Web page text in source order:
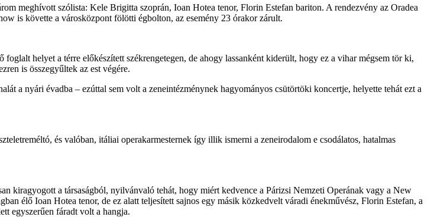
meghívott szólista: Kele Brigitta szoprán, Ioan Hotea tenor, Florin Estefan bariton. A rendezvény az Oradea
is követte a városközpont fölötti égbolton, az esemény 23 órakor zárult.
helyet a térre előkészített székrengetegen, de ahogy lassanként kiderült, hogy ez a vihar mégsem tör ki,
is összegyűltek az est végére.
a nyári évadba – ezúttal sem volt a zeneintézménynek hagyományos csütörtöki koncertje, helyette tehát ezt a
és valóban, itáliai operakarmesternek így illik ismerni a zeneirodalom e csodálatos, hatalmas
kiragyogott a társaságból, nyilvánvaló tehát, hogy miért kedvence a Párizsi Nemzeti Operának vagy a New
élő Ioan Hotea tenor, de ez alatt teljesített sajnos egy másik közkedvelt váradi énekművész, Florin Estefan, a
egyszerűen fáradt volt a hangja.